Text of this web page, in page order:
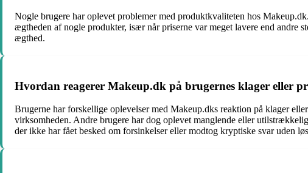
Nogle brugere har oplevet problemer med produktkvaliteten hos
ægtheden af nogle produkter, især når priserne var meget lavere end andre
ægthed.
Hvordan reagerer Makeup.dk på brugernes klager eller
Brugerne har forskellige oplevelser med Makeup.dks reaktion på klager
virksomheden. Andre brugere har dog oplevet manglende eller
der ikke har fået besked om forsinkelser eller modtog kryptiske svar uden